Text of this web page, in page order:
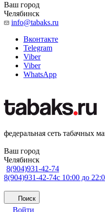
Ваш город
Челябинск
info@tabaks.ru
Вконтакте
Telegram
Viber
Viber
WhatsApp
федеральная сеть табачных
Ваш город
Челябинск
8(904)931-42-74
8(904)931-42-74с 10:00 до
Поиск
Войти